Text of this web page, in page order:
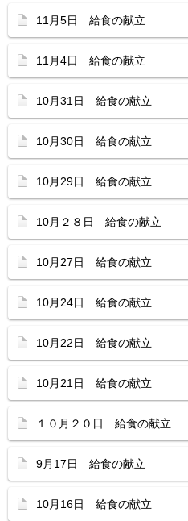
11月5日 給食の献立
11月4日 給食の献立
10月31日 給食の献立
10月30日 給食の献立
10月29日 給食の献立
10月２８日 給食の献立
10月27日 給食の献立
10月24日 給食の献立
10月22日 給食の献立
10月21日 給食の献立
１０月２０日 給食の献立
9月17日 給食の献立
10月16日 給食の献立